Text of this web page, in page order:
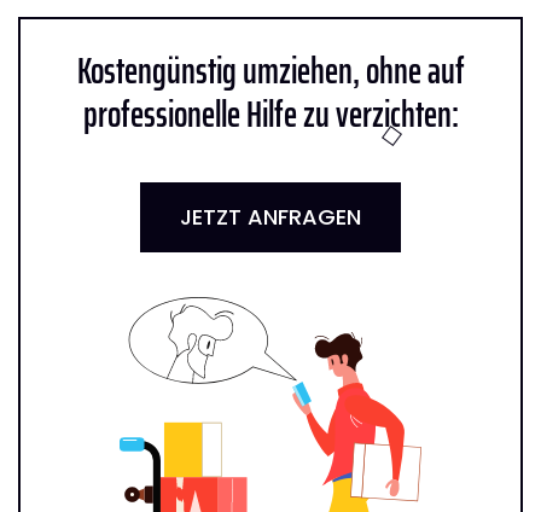
Kostengünstig umziehen, ohne auf
professionelle Hilfe zu verzichten:
JETZT ANFRAGEN